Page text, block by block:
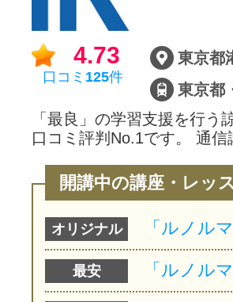
4.73
口コミ 125件
東京都
東京都
「最良」の学習支援を行
口コミ評判No.1です。 通
開講中の講座・レッ
オリジナル
最安